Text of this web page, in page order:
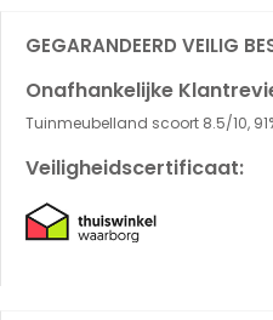
GEGARANDEERD VEILIG
Onafhankelijke
Tuinmeubelland scoort 8.5/10,
Veiligheidscertificaat: